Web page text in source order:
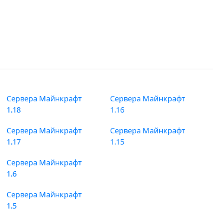
Сервера Майнкрафт
1.18
Сервера Майнкрафт
1.17
Сервера Майнкрафт
1.16
Сервера Майнкрафт
1.15
Сервера Майнкрафт
1.6
Сервера Майнкрафт
1.5